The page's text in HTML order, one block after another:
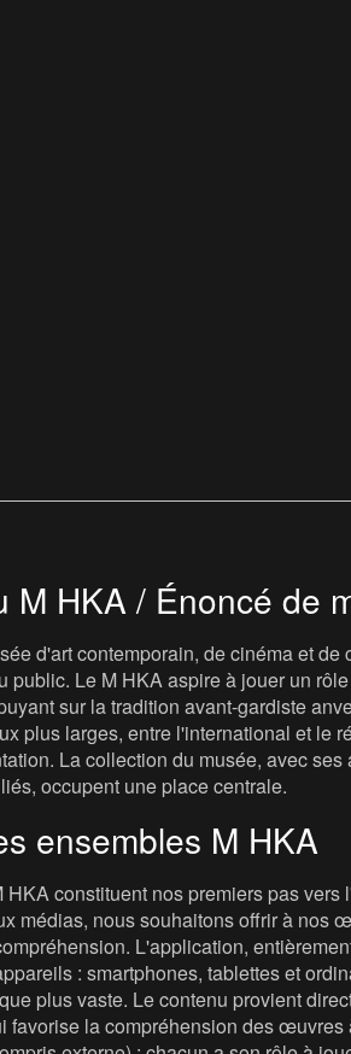
M HKA / Énoncé de
d'art contemporain, de cinéma et
public. Le M HKA aspire à jouer un
sur la tradition avant-gardiste
plus larges, entre l'international et le
La collection du musée, avec
occupent une place centrale.
ensembles M HKA
HKA constituent nos premiers pas
médias, nous souhaitons offrir à nos
L'application,
: smartphones, tablettes et
plus vaste. Le contenu provient
favorise la compréhension des